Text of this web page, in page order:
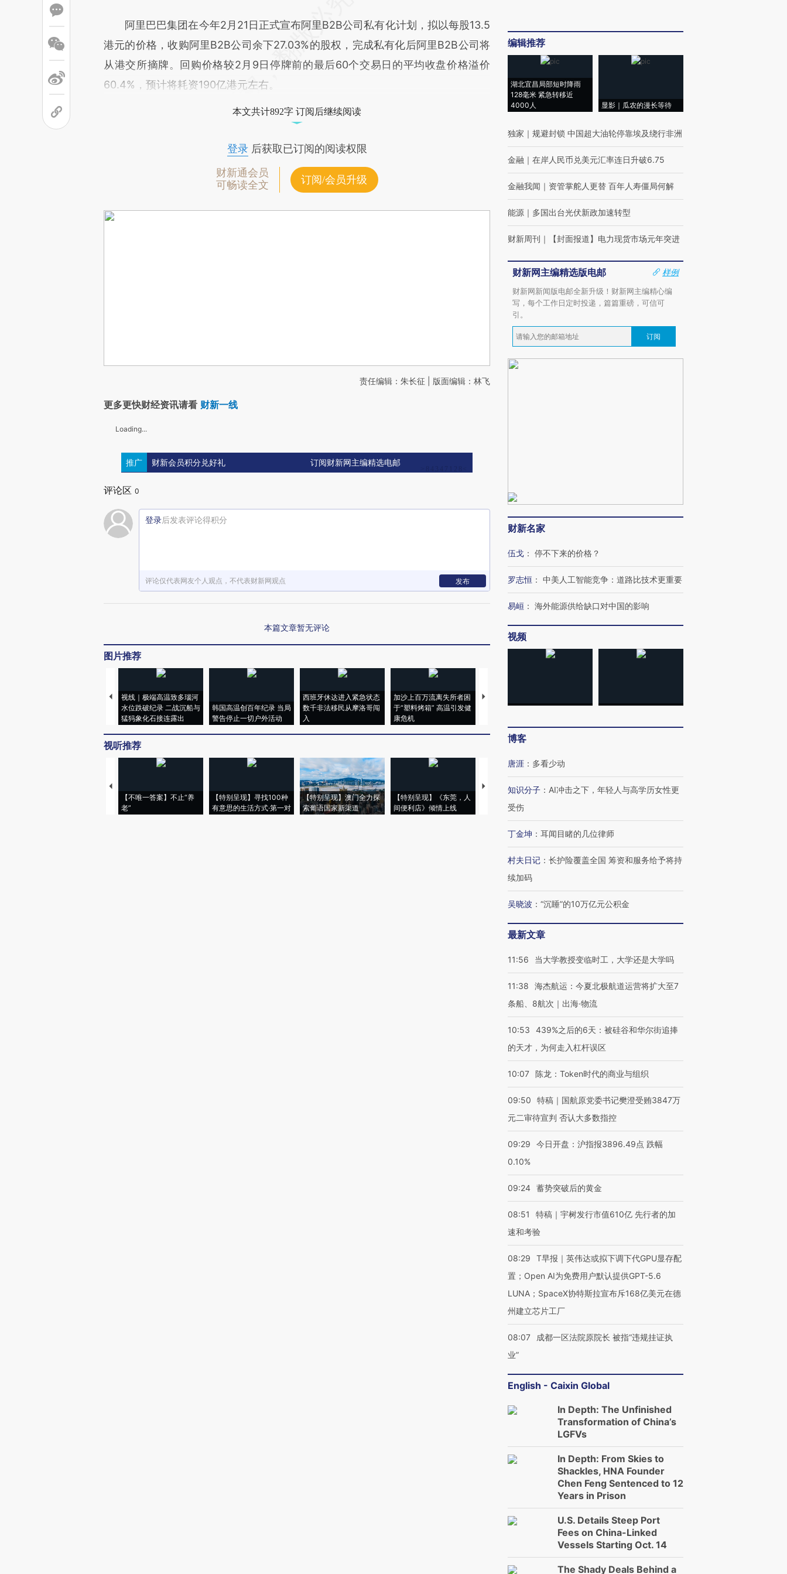
阿里巴巴集团在今年2月21日正式宣布阿里B2B公司私有化计划，拟以每股13.5
港元的价格，收购阿里B2B公司余下27.03%的股权，完成私有化后阿里B2B公司将
从港交所摘牌。回购价格较2月9日停牌前的最后60个交易日的平均收盘价格溢价
60.4%，预计将耗资190亿港元左右。
本文共计892字 订阅后继续阅读
登录后获取已订阅的阅读权限
财新通会员
可畅读全文
订阅/会员升级
责任编辑：朱长征 | 版面编辑：林飞
更多更快财经资讯请看 财新一线
Loading...
推广 财新会员积分兑好礼 订阅财新网主编精选电邮
评论区 0
登录后发表评论得积分
评论仅代表网友个人观点，不代表财新网观点 发布
本篇文章暂无评论
图片推荐
视线｜极端高温致多瑙河
水位跌破纪录 二战沉船与
猛犸象化石接连露出
韩国高温创百年纪录 当局
警告停止一切户外活动
西班牙休达进入紧急状态
数千非法移民从摩洛哥闯
入
加沙上百万流离失所者困
于“塑料烤箱” 高温引发健
康危机
视线｜HYROX的吸金
术：是什么让中产们甘
粒摇头丸 尿检体内含3种
度Z世代 用街头抗争将教
视听推荐
【不唯一答案】不止“养
老”
【特别呈现】寻找100种
有意思的生活方式·第一对
【特别呈现】澳门全力探
索葡语国家新渠道
【特别呈现】《东莞，人
间便利店》倾情上线
【推广】走进第四届链博
【商旅对话】华住集团
编辑推荐
湖北宜昌局部短时降雨
128毫米 紧急转移近
4000人
显影｜瓜农的漫长等待
独家 ｜ 规避封锁 中国超大油轮停靠埃及绕行非洲
金融 ｜ 在岸人民币兑美元汇率连日升破6.75
金融我闻 ｜ 资管掌舵人更替 百年人寿僵局何解
能源 ｜ 多国出台光伏新政加速转型
财新周刊 ｜ 【封面报道】电力现货市场元年突进
财新网主编精选版电邮
样例
财新网新闻版电邮全新升级！财新网主编精心编
写，每个工作日定时投递，篇篇重磅，可信可
引。
订阅
财新名家
伍戈 ： 停不下来的价格？
罗志恒 ： 中美人工智能竞争：道路比技术更重要
易峘 ： 海外能源供给缺口对中国的影响
视频
博客
唐涯 ： 多看少动
知识分子 ： AI冲击之下，年轻人与高学历女性更
受伤
丁金坤 ： 耳闻目睹的几位律师
村夫日记 ： 长护险覆盖全国 筹资和服务给予将持
续加码
吴晓波 ： “沉睡”的10万亿元公积金
最新文章
11:56 当大学教授变临时工，大学还是大学吗
11:38
海杰航运：今夏北极航道运营将扩大至7
条船、8航次｜出海·物流
10:53
439%之后的6天：被硅谷和华尔街追捧
的天才，为何走入杠杆误区
10:07 陈龙：Token时代的商业与组织
09:50
特稿｜国航原党委书记樊澄受贿3847万
元二审待宣判 否认大多数指控
09:29
今日开盘：沪指报3896.49点 跌幅
0.10%
09:24 蓄势突破后的黄金
08:51
特稿｜宇树发行市值610亿 先行者的加
速和考验
08:29
T早报｜英伟达或拟下调下代GPU显存配
置；Open AI为免费用户默认提供GPT-5.6
LUNA；SpaceX协特斯拉宣布斥168亿美元在德
州建立芯片工厂
08:07
成都一区法院原院长 被指“违规挂证执
业”
English - Caixin Global
In Depth: The Unfinished
Transformation of China’s
LGFVs
In Depth: From Skies to
Shackles, HNA Founder
Chen Feng Sentenced to 12
Years in Prison
U.S. Details Steep Port
Fees on China-Linked
Vessels Starting Oct. 14
The Shady Deals Behind a